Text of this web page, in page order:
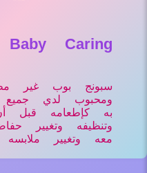
Baby Caring
سبونج بوب غير
ومحبوب لدي جميع
به كإطعامه قبل
وتنظيفه وتغيير
معه وتغيير